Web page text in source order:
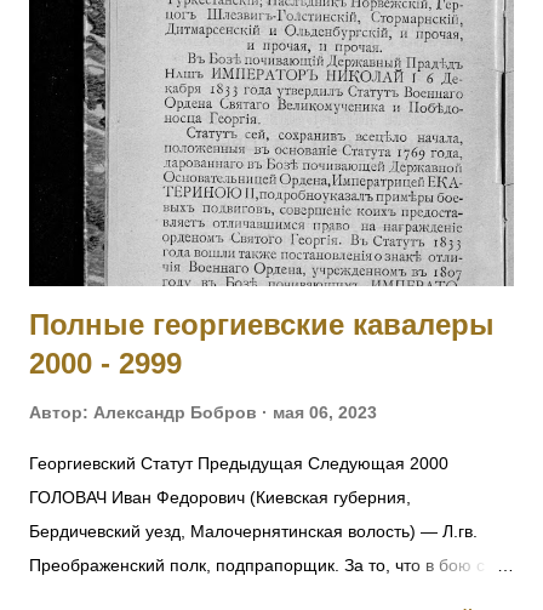
офицеров, командуя ротой, при отходе частей войск боевой
линии, восстановил порядок в роте, бросился с ней в атаку
и задержал наступавшего противника. Произведен в
прапорщики за боевые отличия приказом
Главнокомандующего армиями Юго-Западного фронта №
890 от 19.07.1915. [II-3310, IV-95236] 6004 - 6006 Фамилия
не установлена. 6007 ГОЛЕН Семен Викентьевич — 9
отдельная саперная рота, ст. унтер-офицер. За то, чт...
Полные георгиевские кавалеры
2000 - 2999
Автор: Александр Бобров мая 06, 2023
Георгиевский Статут Предыдущая Следующая 2000
ГОЛОВАЧ Иван Федорович (Киевская губерния,
Бердичевский уезд, Малочернятинская волость) — Л.гв.
Преображенский полк, подпрапорщик. За то, что в бою с